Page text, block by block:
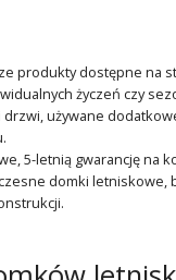
produkty dostępne na
życzeń czy
używane
5-letnią gwarancję na
domki